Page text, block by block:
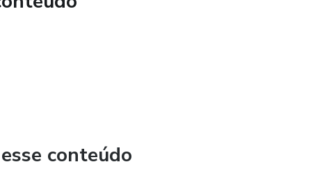
motivadora, este livro foi pensado para quem quer parar
de um novo ritmo, uma nova mente e uma nova versão de
conteúdo